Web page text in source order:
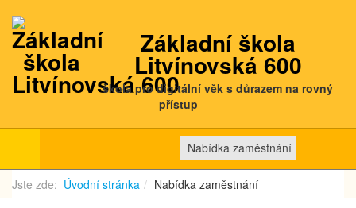
Základní škola
Litvínovská 600
škola pro digitální věk s důrazem na rovný
přístup
Nabídka zaměstnání
Jste zde: Úvodní stránka Nabídka zaměstnání